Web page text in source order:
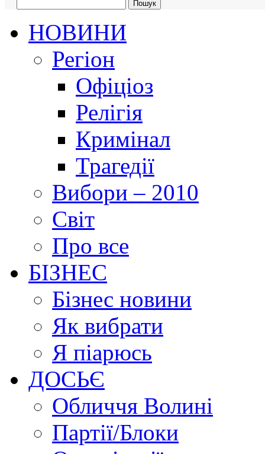
НОВИНИ
Регіон
Офіціоз
Релігія
Кримінал
Трагедії
Вибори – 2010
Світ
Про все
БІЗНЕС
Бізнес новини
Як вибрати
Я піарюсь
ДОСЬЄ
Обличчя Волині
Партії/Блоки